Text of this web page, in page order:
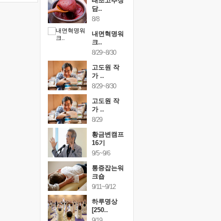
담..
8/8
내면혁명워
크..
8/29~8/30
고도원 작
가 ..
8/29~8/30
고도원 작
가 ..
8/29
황금변캠프
16기
9/5~9/6
통증잡는워
크숍
9/11~9/12
하루명상
[250..